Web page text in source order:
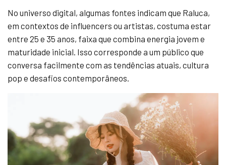
No universo digital, algumas fontes indicam que Raluca,
em contextos de influencers ou artistas, costuma estar
entre 25 e 35 anos, faixa que combina energia jovem e
maturidade inicial. Isso corresponde a um público que
conversa facilmente com as tendências atuais, cultura
pop e desafios contemporâneos.